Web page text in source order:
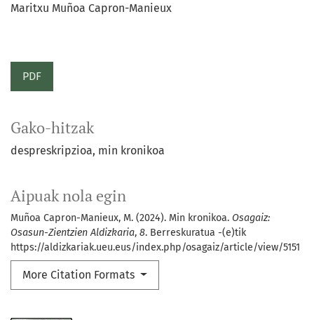
Maritxu Muñoa Capron-Manieux
PDF
Gako-hitzak
despreskripzioa min kronikoa
Aipuak nola egin
Muñoa Capron-Manieux, M. (2024). Min kronikoa. Osagaiz:
Osasun-Zientzien Aldizkaria, 8. Berreskuratua -(e)tik
https://aldizkariak.ueu.eus/index.php/osagaiz/article/view/5151
More Citation Formats